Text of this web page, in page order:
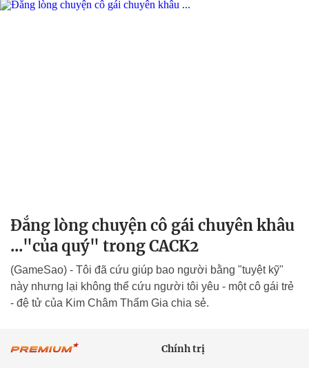
Đắng lòng chuyện cô gái chuyên khâu
..."của quý" trong CACK2
(GameSao) - Tôi đã cứu giúp bao người bằng "tuyệt kỹ"
này nhưng lại không thể cứu người tôi yêu - một cô gái trẻ
- đệ tử của Kim Châm Thẩm Gia chia sẻ.
Chính trị